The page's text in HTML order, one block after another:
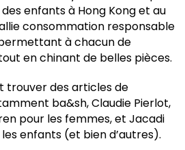
enfants à Hong Kong et au
consommation responsable
à chacun de
en chinant de belles pièces.
trouver des articles de
ba&sh, Claudie Pierlot,
pour les femmes, et Jacadi
enfants (et bien d’autres).